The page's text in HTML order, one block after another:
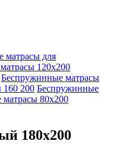
матрасы для
120х200
Беспружинные матрасы
160 200 Беспружинные
80х200
180х200